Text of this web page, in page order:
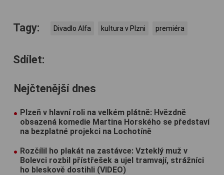
Tagy: Divadlo Alfa kultura v Plzni premiéra
Sdílet:
Nejčtenější dnes
Plzeň v hlavní roli na velkém plátně: Hvězdně
obsazená komedie Martina Horského se představí
na bezplatné projekci na Lochotíně
Rozčílil ho plakát na zastávce: Vzteklý muž v
Bolevci rozbil přístřešek a ujel tramvají, strážníci
ho bleskově dostihli (VIDEO)